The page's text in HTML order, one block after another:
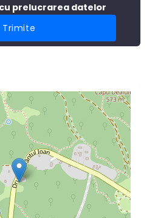
prelucrarea datelor